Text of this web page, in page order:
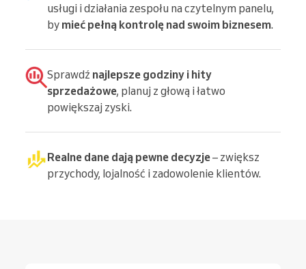
usługi i działania zespołu na czytelnym panelu,
by mieć pełną kontrolę nad swoim biznesem.
Sprawdź najlepsze godziny i hity
sprzedażowe, planuj z głową i łatwo
powiększaj zyski.
Realne dane dają pewne decyzje– zwiększ
przychody, lojalność i zadowolenie klientów.